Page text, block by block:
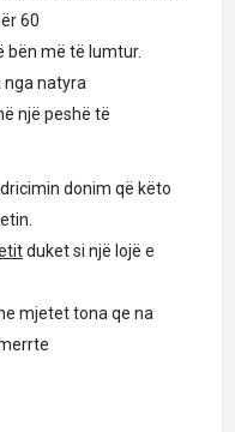
60
bën më të lumtur.
natyra
një peshë të
donim që këto
duket si një lojë e
mjetet tona qe na